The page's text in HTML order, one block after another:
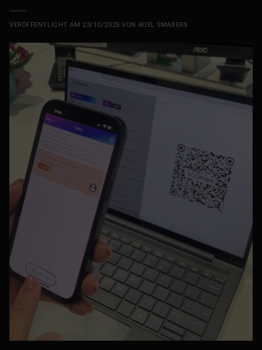
VERÖFFENTLICHT AM 23/10/2025 VON ROEL SMABERS